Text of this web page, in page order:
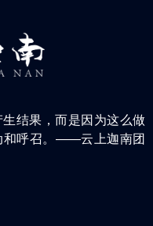
结果，而是因为这么做
和呼召。——云上迦南团